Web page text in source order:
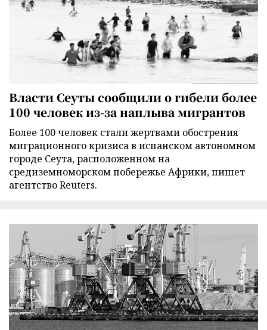
Власти Сеуты сообщили о гибели более
100 человек из-за наплыва мигрантов
Более 100 человек стали жертвами обострения
миграционного кризиса в испанском автономном
городе Сеута, расположенном на
средиземноморском побережье Африки, пишет
агентство Reuters.